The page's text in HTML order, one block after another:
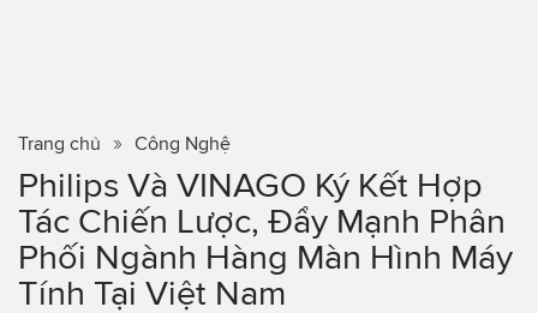
Trang chủ Công Nghệ
Philips Và VINAGO Ký Kết Hợp
Tác Chiến Lược, Đẩy Mạnh Phân
Phối Ngành Hàng Màn Hình Máy
Tính Tại Việt Nam